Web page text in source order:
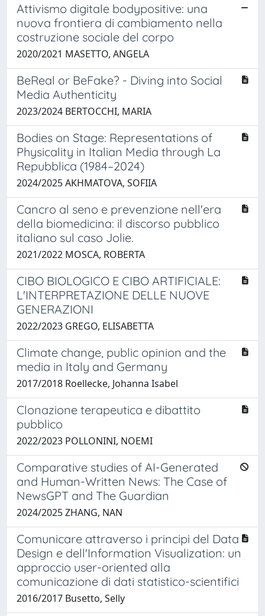
Attivismo digitale bodypositive: una
nuova frontiera di cambiamento nella
costruzione sociale del corpo
2020/2021 MASETTO, ANGELA
BeReal or BeFake? - Diving into Social
Media Authenticity
2023/2024 BERTOCCHI, MARIA
Bodies on Stage: Representations of
Physicality in Italian Media through La
Repubblica (1984–2024)
2024/2025 AKHMATOVA, SOFIIA
Cancro al seno e prevenzione nell'era
della biomedicina: il discorso pubblico
italiano sul caso Jolie.
2021/2022 MOSCA, ROBERTA
CIBO BIOLOGICO E CIBO ARTIFICIALE:
L'INTERPRETAZIONE DELLE NUOVE
GENERAZIONI
2022/2023 GREGO, ELISABETTA
Climate change, public opinion and the
media in Italy and Germany
2017/2018 Roellecke, Johanna Isabel
Clonazione terapeutica e dibattito
pubblico
2022/2023 POLLONINI, NOEMI
Comparative studies of AI-Generated
and Human-Written News: The Case of
NewsGPT and The Guardian
2024/2025 ZHANG, NAN
Comunicare attraverso i principi del Data
Design e dell'Information Visualization: un
approccio user-oriented alla
comunicazione di dati statistico-scientifici
2016/2017 Busetto, Selly